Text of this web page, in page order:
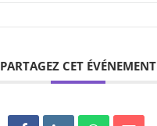
PARTAGEZ CET ÉVÉNEMENT